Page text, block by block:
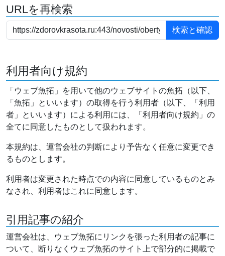
URLを再検索
利用者向け規約
「ウェブ魚拓」を用いて他のウェブサイトの魚拓（以下、
「魚拓」といいます）の取得を行う利用者（以下、「利用
者」といいます）による利用には、「利用者向け規約」の
全てに同意したものとして扱われます。
本規約は、運営会社の判断により予告なく任意に変更でき
るものとします。
利用者は変更された時点での内容に同意しているものとみ
なされ、利用者はこれに同意します。
引用記事の紹介
運営会社は、ウェブ魚拓にリンクを張った利用者の記事に
ついて、断りなくウェブ魚拓のサイト上で部分的に掲載で